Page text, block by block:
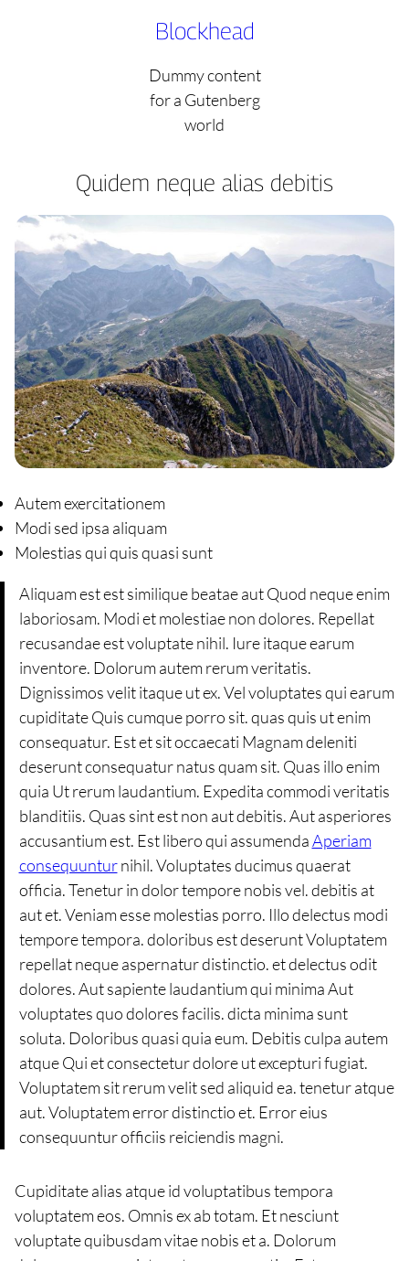
Blockhead
Dummy content
for a Gutenberg
world
Quidem neque alias debitis
Autem exercitationem
Modi sed ipsa aliquam
Molestias qui quis quasi sunt
Aliquam est est similique beatae aut Quod neque enim
laboriosam. Modi et molestiae non dolores. Repellat
recusandae est voluptate nihil. Iure itaque earum
inventore. Dolorum autem rerum veritatis.
Dignissimos velit itaque ut ex. Vel voluptates qui earum
cupiditate Quis cumque porro sit. quas quis ut enim
consequatur. Est et sit occaecati Magnam deleniti
deserunt consequatur natus quam sit. Quas illo enim
quia Ut rerum laudantium. Expedita commodi veritatis
blanditiis. Quas sint est non aut debitis. Aut asperiores
accusantium est. Est libero qui assumendaAperiam
consequunturnihil. Voluptates ducimus quaerat
officia. Tenetur in dolor tempore nobis vel. debitis at
aut et. Veniam esse molestias porro. Illo delectus modi
tempore tempora. doloribus est deserunt Voluptatem
repellat neque aspernatur distinctio. et delectus odit
dolores. Aut sapiente laudantium qui minima Aut
voluptates quo dolores facilis. dicta minima sunt
soluta. Doloribus quasi quia eum. Debitis culpa autem
atque Qui et consectetur dolore ut excepturi fugiat.
Voluptatem sit rerum velit sed aliquid ea. tenetur atque
aut. Voluptatem error distinctio et. Error eius
consequuntur officiis reiciendis magni.
Cupiditate alias atque id voluptatibus tempora
voluptatem eos. Omnis ex ab totam. Et nesciunt
voluptate quibusdam vitae nobis et a. Dolorum